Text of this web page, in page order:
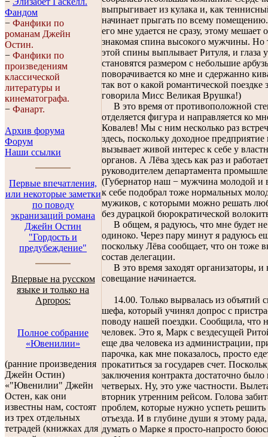
Фандом
− Фанфики по
романам Джейн
Остин.
− Фанфики по
произведениям
классической
литературы и
кинематографа.
− Фанарт.
Архив форума
Форум
Наши ссылки
Первые впечатления,
или некоторые заметки
по поводу
экранизаций романа
Джейн Остин
"Гордость и
предубеждение"
Впервые на русском
языке и только на
Apropos:
Полное собрание
«Ювенилии»
(ранние произведения
Джейн Остин)
«"Ювенилии" Джейн
Остен, как они
известны нам, состоят
из трех отдельных
тетрадей (книжках для
выпрыгивает из кулака и, как
начинает прыгать по всему
его мне удается не сразу, этому мешает
знакомая спина высокого мужчины. Но
этой спины выплывает Ритуля, и глаза
становятся размером с небольшие
поворачивается ко мне и сдержанно
так вот о какой романтической поездке
говорила Мисс Великая Врушка!)
В это время от противоположной
отделяется фигура и направляется ко
Ковалев! Мы с ним несколько раз
здесь, поскольку доходное предприятие
вызывает живой интерес к себе у
органов. А Лёва здесь как раз и работает
руководителем департамента
(Губернатор наш − мужчина молодой и
к себе подобрал тоже нормальных
мужиков, с которыми можно решать
без дурацкой бюрократической
В общем, я радуюсь, что мне будет не
одиноко. Через пару минут я радуюсь
поскольку Лёва сообщает, что он тоже
состав делегации.
В это время заходят организаторы, и
совещание начинается.
14.00. Только вырвалась из объятий
шефа, который учинял допрос с
поводу нашей поездки. Сообщила, что
человек. Это я, Марк с вездесущей
еще два человека из администрации,
парочка, как мне показалось, просто
прокатиться за государев счет.
заключения контракта достаточно было
четверых. Ну, это уже частности.
вторник утренним рейсом. Голова
проблем, которые нужно успеть решить
отъезда. И в глубине души я этому
думать о Марке я просто-напросто